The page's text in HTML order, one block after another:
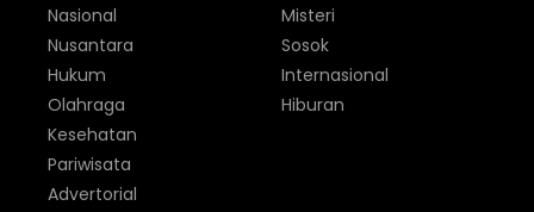
Nasional
Nusantara
Hukum
Olahraga
Misteri
Sosok
Internasional
Hiburan
Kesehatan
Pariwisata
Advertorial